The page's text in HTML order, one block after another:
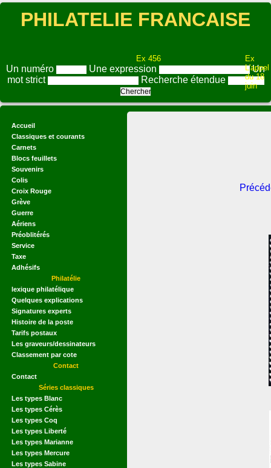
PHILATELIE FRANCAISE
Ex 456
Ex
L'appel
du 18
juin
Un numéro Une expression
Un
mot strict
Recherche étendue
Accueil
Classiques et courants
Carnets
Blocs feuillets
Souvenirs
Colis
Croix Rouge
Grève
Guerre
Aériens
Préoblitérés
Service
Taxe
Adhésifs
Philatélie
lexique philatélique
Quelques explications
Signatures experts
Histoire de la poste
Tarifs postaux
Les graveurs/dessinateurs
Classement par cote
Contact
Contact
Séries classiques
Les types Blanc
Les types Cérès
Les types Coq
Les types Liberté
Les types Marianne
Les types Mercure
Les types Sabine